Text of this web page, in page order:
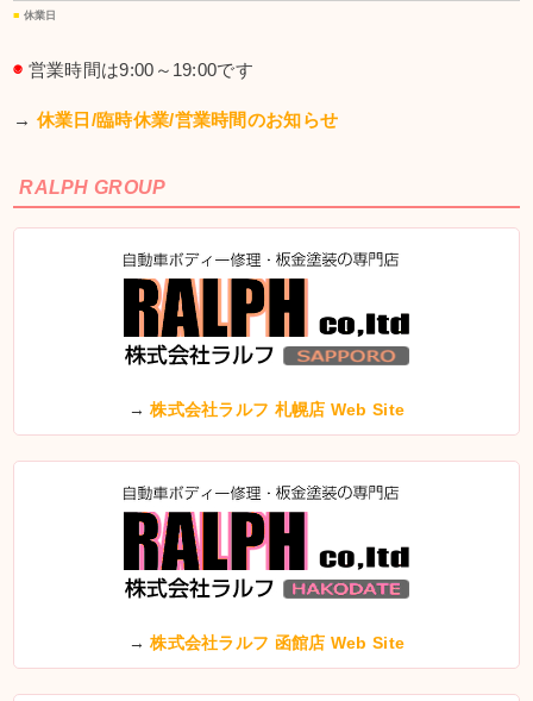
■ 休業日
◉ 営業時間は9:00～19:00です
→ 休業日/臨時休業/営業時間のお知らせ
RALPH GROUP
→株式会社ラルフ 札幌店 Web Site
→株式会社ラルフ 函館店 Web Site